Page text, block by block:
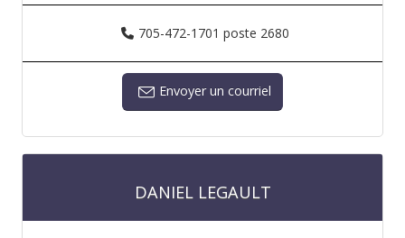
705-472-1701 poste 2680
Envoyer un courriel
DANIEL LEGAULT